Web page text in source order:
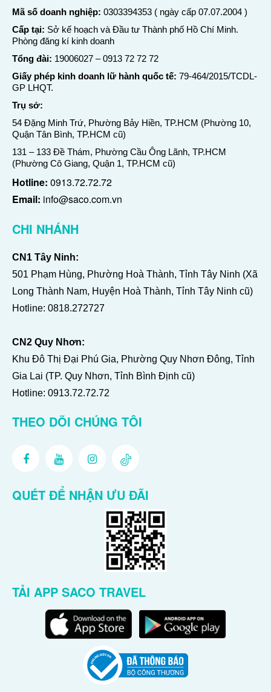
Mã số doanh nghiệp: 0303394353 ( ngày cấp 07.07.2004 )
Cấp tại: Sở kế hoạch và Đầu tư Thành phố Hồ Chí Minh.
Phòng đăng kí kinh doanh
Tổng đài: 19006027 –0913 72 72 72
Giấy phép kinh doanh lữ hành quốc tế: 79-464/2015/TCDL-
GP LHQT.
Trụ sở:
54 Đặng Minh Trứ, Phường Bảy Hiền, TP.HCM (Phường 10,
Quận Tân Bình, TP.HCM cũ)
131 – 133 Đề Thám, Phường Cầu Ông Lãnh, TP.HCM
(Phường Cô Giang, Quận 1, TP.HCM cũ)
Hotline: 0913.72.72.72
Email: info@saco.com.vn
CHI NHÁNH
CN1 Tây Ninh:
501 Phạm Hùng, Phường Hoà Thành, Tỉnh Tây Ninh (Xã
Long Thành Nam, Huyện Hoà Thành, Tỉnh Tây Ninh cũ)
Hotline: 0818.272727
CN2 Quy Nhơn:
Khu Đô Thị Đại Phú Gia, Phường Quy Nhơn Đông, Tỉnh
Gia Lai (TP. Quy Nhơn, Tỉnh Bình Định cũ)
Hotline: 0913.72.72.72
THEO DÕI CHÚNG TÔI
QUÉT ĐỂ NHẬN ƯU ĐÃI
TẢI APP SACO TRAVEL